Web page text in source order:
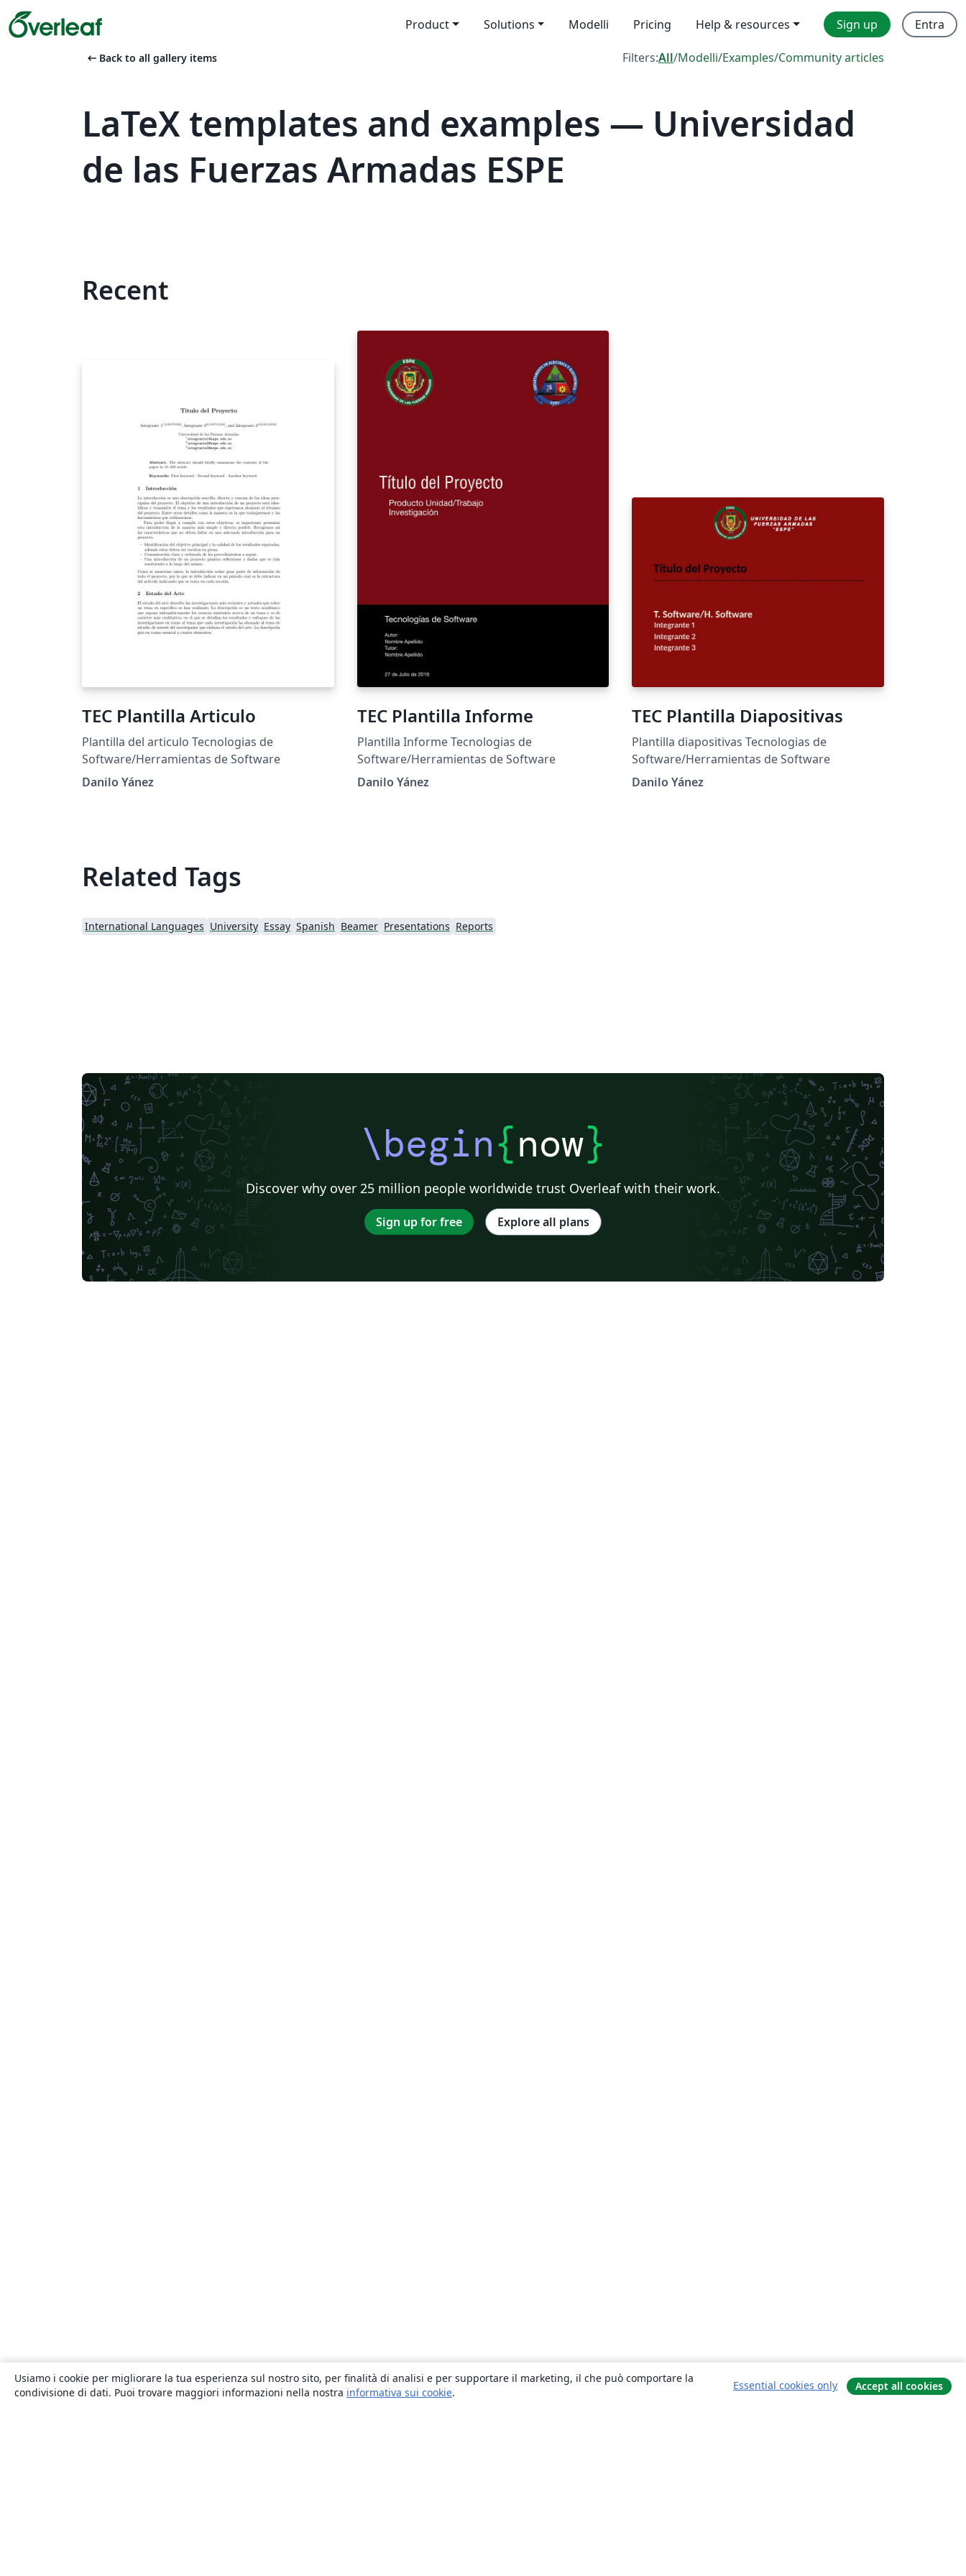
Product Solutions Modelli Pricing Help & resources Sign up Entra
arrow_left_alt Back to all gallery items Filters:All/Modelli/Examples/Community articles
LaTeX templates and examples — Universidad
de las Fuerzas Armadas ESPE
Recent
TEC Plantilla Articulo
Plantilla del articulo Tecnologias de
Software/Herramientas de Software
Danilo Yánez
TEC Plantilla Informe
Plantilla Informe Tecnologias de
Software/Herramientas de Software
Danilo Yánez
TEC Plantilla Diapositivas
Plantilla diapositivas Tecnologias de
Software/Herramientas de Software
Danilo Yánez
Related Tags
International Languages University Essay Spanish Beamer Presentations Reports
\begin{now}
Discover why over 25 million people worldwide trust Overleaf with their work.
Sign up for free Explore all plans
Usiamo i cookie per migliorare la tua esperienza sul nostro sito, per finalità di analisi e per supportare il marketing, il che può comportare la
condivisione di dati. Puoi trovare maggiori informazioni nella nostra informativa sui cookie.
Essential cookies only Accept all cookies